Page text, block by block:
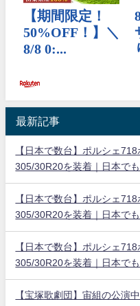
最新記事
【日本で数台】ポルシェ
305/30R20を装着｜日本で
【日本で数台】ポルシェ
305/30R20を装着｜日本で
【日本で数台】ポルシェ
305/30R20を装着｜日本で
【宝塚歌劇団】宙組の公演